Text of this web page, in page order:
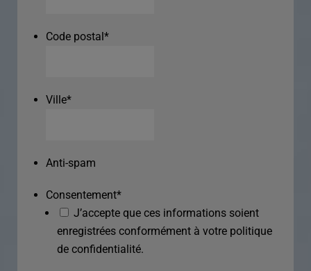
Code postal*
Ville*
Anti-spam
Consentement*
J’accepte que ces informations soient
enregistrées conformément à votre politique
de confidentialité.